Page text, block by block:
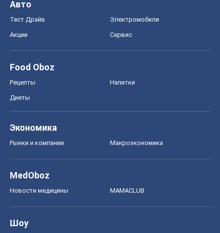
Авто
Тест Драйв Электромобили
Акции Сервис
Food Oboz
Рецепты Напитки
Диеты
Экономика
Рынки и компании Mакроэкономика
MedOboz
Новости медицины MAMACLUB
Шоу